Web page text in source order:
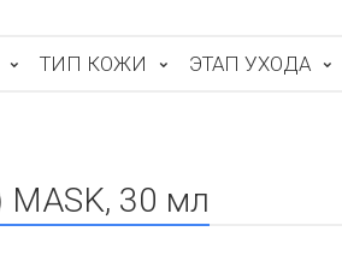
ТИП КОЖИ ЭТАП УХОДА
MASK, 30 мл